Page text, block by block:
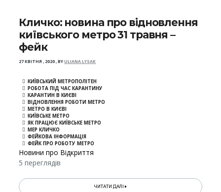
Кличко: новина про відновлення
київського метро 31 травня –
фейк
27 КВІТНЯ , 2020,BYULIANA LYSAK
КИЇВСЬКИЙ МЕТРОПОЛІТЕН
РОБОТА ПІД ЧАС КАРАНТИНУ
КАРАНТИН В КИЄВІ
ВІДНОВЛЕННЯ РОБОТИ МЕТРО
МЕТРО В КИЄВІ
КИЇВСЬКЕ МЕТРО
ЯК ПРАЦЮЄ КИЇВСЬКЕ МЕТРО
МЕР КЛИЧКО
ФЕЙКОВА ІНФОРМАЦІЯ
ФЕЙК ПРО РОБОТУ МЕТРО
Новини про Відкриття
5 переглядів
ЧИТАТИ ДАЛІ